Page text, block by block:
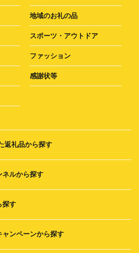
地域のお礼の品
スポーツ・アウトドア
ファッション
感謝状等
返礼品から探す
ネルから探す
探す
ャンペーンから探す